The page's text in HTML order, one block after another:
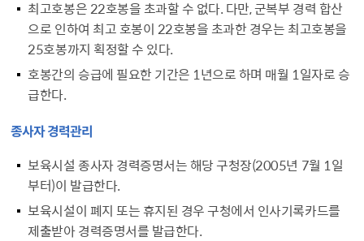
최고호봉은 22호봉을 초과할 수 없다. 다만, 군복부 경력 합산
으로 인하여 최고 호봉이 22호봉을 초과한 경우는 최고호봉을
25호봉까지 획정할 수 있다.
호봉간의 승급에 필요한 기간은 1년으로 하며 매월 1일자로 승
급한다.
종사자 경력관리
보육시설 종사자 경력증명서는 해당 구청장(2005년 7월 1일
부터)이 발급한다.
보육시설이 폐지 또는 휴지된 경우 구청에서 인사기록카드를
제출받아 경력증명서를 발급한다.